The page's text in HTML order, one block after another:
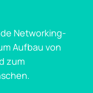
Networking-
Aufbau von
zum